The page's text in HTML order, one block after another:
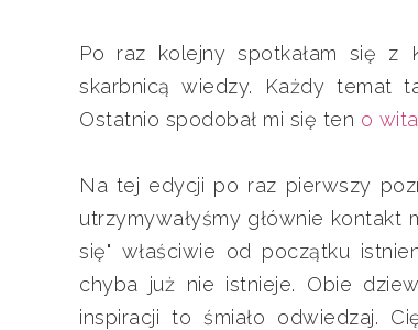
Po raz kolejny spotkałam się z
skarbnicą wiedzy. Każdy temat
Ostatnio spodobał mi się ten o
Na tej edycji po raz pierwszy
utrzymywałyśmy głównie kontakt
się" właściwie od początku
chyba już nie istnieje. Obie
inspiracji to śmiało odwiedzaj.